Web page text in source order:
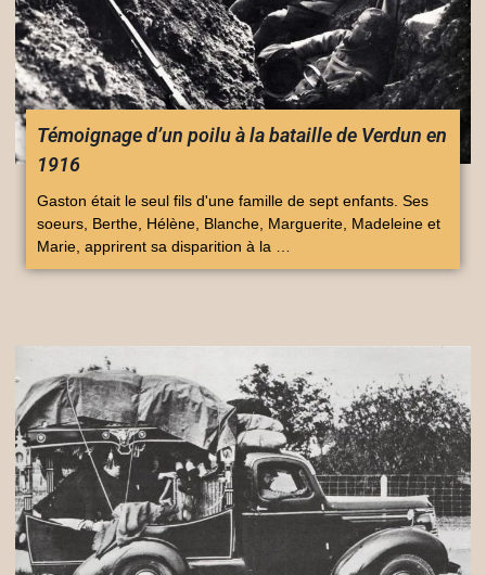
Témoignage d’un poilu à la bataille de Verdun en
1916
Gaston était le seul fils d'une famille de sept enfants. Ses
soeurs, Berthe, Hélène, Blanche, Marguerite, Madeleine et
Marie, apprirent sa disparition à la …